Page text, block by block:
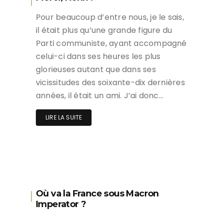
Pour beaucoup d’entre nous, je le sais,
il était plus qu’une grande figure du
Parti communiste, ayant accompagné
celui-ci dans ses heures les plus
glorieuses autant que dans ses
vicissitudes des soixante-dix dernières
années, il était un ami. J’ai donc…
LIRE LA SUITE
Où va la France sous Macron
Imperator ?